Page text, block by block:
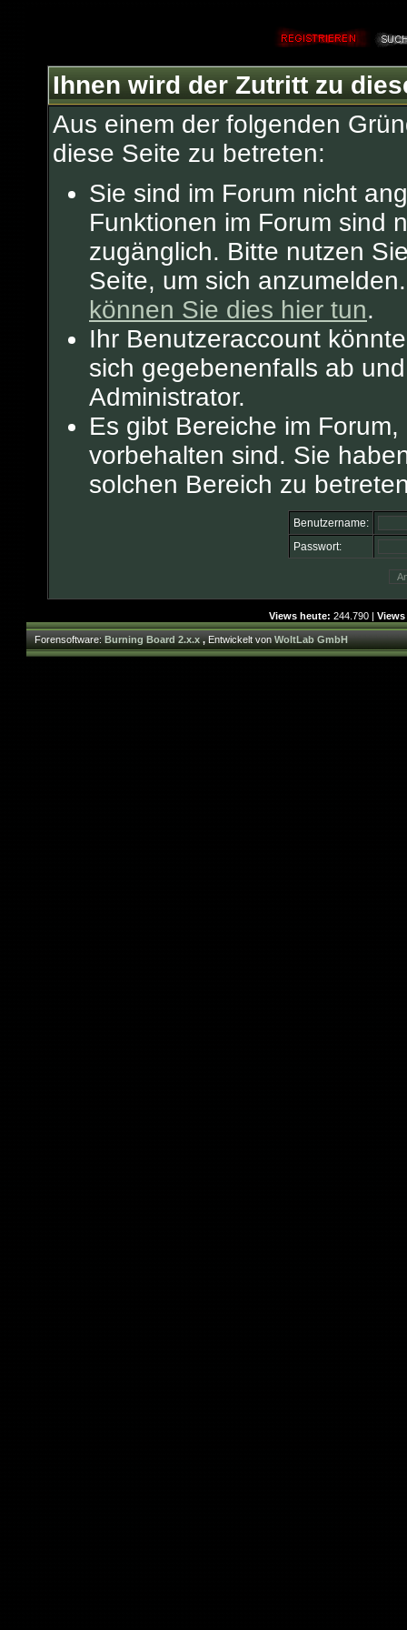
Ihnen wird der Zutritt zu
Aus einem der folgenden
diese Seite zu betreten:
Sie sind im Forum nicht
Funktionen im Forum sind
zugänglich. Bitte nutzen
Seite, um sich
können Sie dies hier tun.
Ihr Benutzeraccount
sich gegebenenfalls ab
Administrator.
Es gibt Bereiche im
vorbehalten sind. Sie
solchen Bereich zu
Benutzername:
Passwort:
Views heute: 244.790 |
Forensoftware:Burning Board 2.x.x,Entwickelt vonWoltLab GmbH